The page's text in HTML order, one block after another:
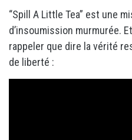
“Spill A Little Tea” est une
d’insoumission murmurée.
rappeler que dire la vérité
de liberté :